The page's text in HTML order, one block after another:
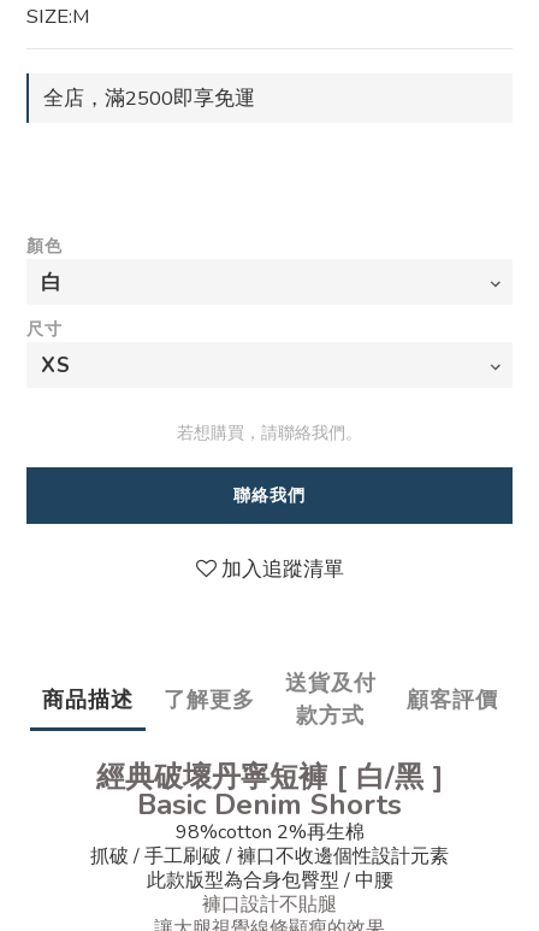
SIZE:M
全店，滿2500即享免運
顏色
尺寸
若想購買，請聯絡我們。
聯絡我們
加入追蹤清單
商品描述 了解更多
送貨及付
款方式
顧客評價
經典破壞丹寧短褲 [ 白/黑 ]
Basic Denim Shorts
98%cotton 2%再生棉
抓破 / 手工刷破 / 褲口不收邊個性設計元素
此款版型為合身包臀型 / 中腰
褲口設計不貼腿